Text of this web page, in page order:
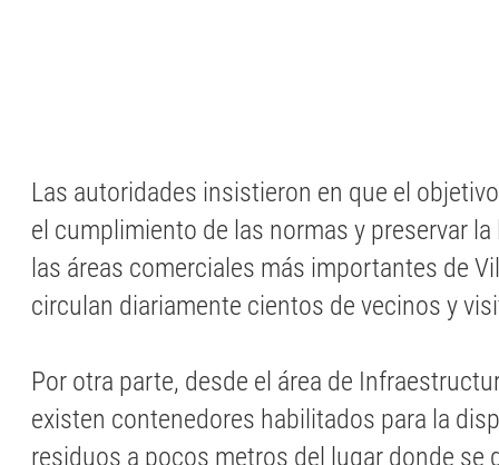
Las autoridades insistieron en que el
el cumplimiento de las normas y preservar
las áreas comerciales más importantes de
circulan diariamente cientos de vecinos y
Por otra parte, desde el área de
existen contenedores habilitados para la
residuos a pocos metros del lugar donde se